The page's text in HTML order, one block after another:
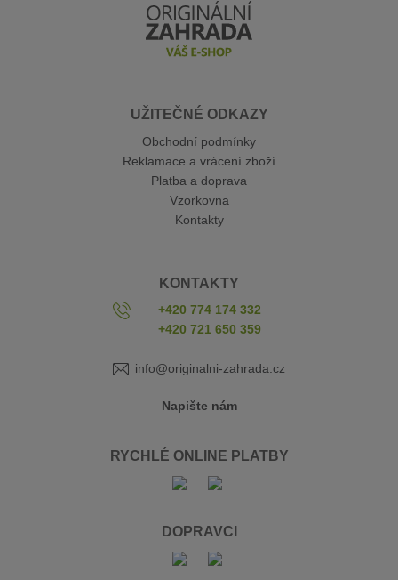
UŽITEČNÉ ODKAZY
Obchodní podmínky
Reklamace a vrácení zboží
Platba a doprava
Vzorkovna
Kontakty
KONTAKTY
+420 774 174 332
+420 721 650 359
info@originalni-zahrada.cz
Napište nám
RYCHLÉ ONLINE PLATBY
DOPRAVCI